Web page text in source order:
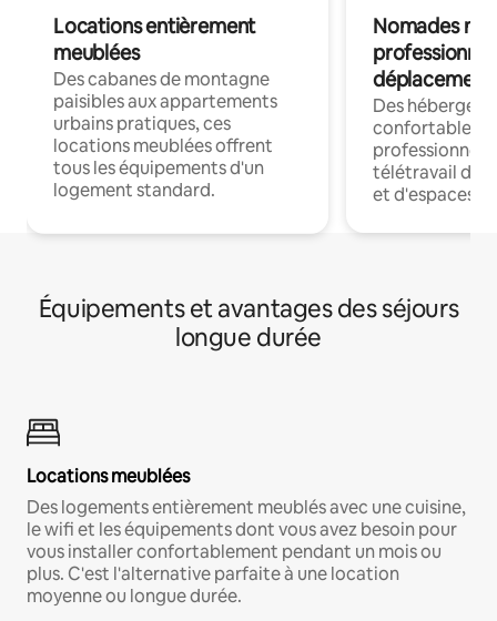
Locations entièrement
meublées
Des cabanes de montagne
paisibles aux appartements
urbains pratiques, ces
locations meublées offrent
tous les équipements d'un
logement standard.
Nomades
déplacement
Des
confortables
professionnels
télétravail
et d'espaces
Équipements et avantages des séjours
longue durée
Locations meublées
Des logements entièrement meublés avec une cuisine,
le wifi et les équipements dont vous avez besoin pour
vous installer confortablement pendant un mois ou
plus. C'est l'alternative parfaite à une location
moyenne ou longue durée.